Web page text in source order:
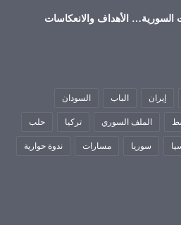
السورية… الأهداف والانعكاسات
إيران الباب السودان
الملف السوري تركيا حلب
سوريا مسارات ندوة حوارية